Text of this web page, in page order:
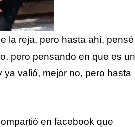
la reja, pero hasta ahí, pensé
pero pensando en que es un
valió, mejor no, pero hasta
en facebook que